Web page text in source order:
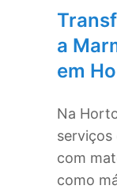
a
em
Na
serviços
com
como